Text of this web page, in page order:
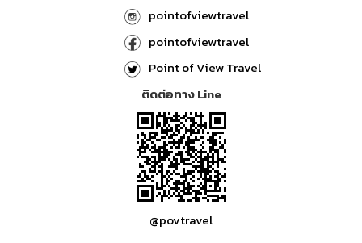
pointofviewtravel
pointofviewtravel
Point of View Travel
ติดต่อทาง Line
@povtravel